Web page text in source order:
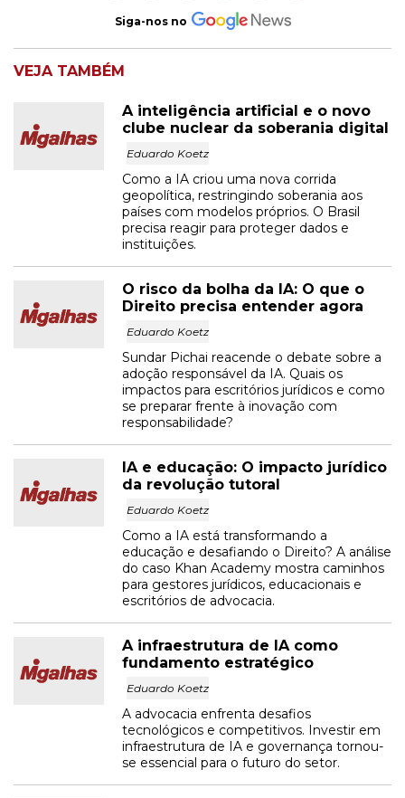
Siga-nos no
VEJA TAMBÉM
A inteligência artificial e o novo
clube nuclear da soberania digital
Eduardo Koetz
Como a IA criou uma nova corrida
geopolítica, restringindo soberania aos
países com modelos próprios. O Brasil
precisa reagir para proteger dados e
instituições.
O risco da bolha da IA: O que o
Direito precisa entender agora
Eduardo Koetz
Sundar Pichai reacende o debate sobre a
adoção responsável da IA. Quais os
impactos para escritórios jurídicos e como
se preparar frente à inovação com
responsabilidade?
IA e educação: O impacto jurídico
da revolução tutoral
Eduardo Koetz
Como a IA está transformando a
educação e desafiando o Direito? A análise
do caso Khan Academy mostra caminhos
para gestores jurídicos, educacionais e
escritórios de advocacia.
A infraestrutura de IA como
fundamento estratégico
Eduardo Koetz
A advocacia enfrenta desafios
tecnológicos e competitivos. Investir em
infraestrutura de IA e governança tornou-
se essencial para o futuro do setor.